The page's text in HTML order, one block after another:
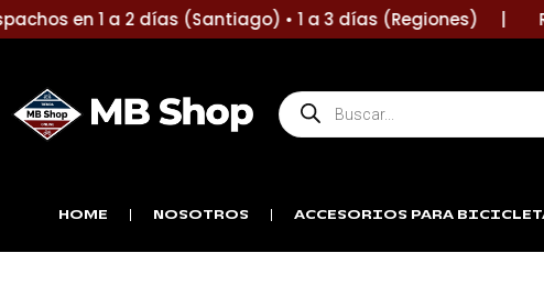
Ir
al
en 1 a 2 días (Santiago) • 1 a 3 días (Regiones) |
Búsqueda
de
productos
HOME NOSOTROS ACCESORIOS PARA